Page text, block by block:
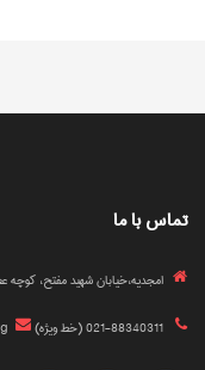
تماس با ما
امجدیه،خیابان شهید مفتح، کوچه
021-88340311 (خط ویژه)